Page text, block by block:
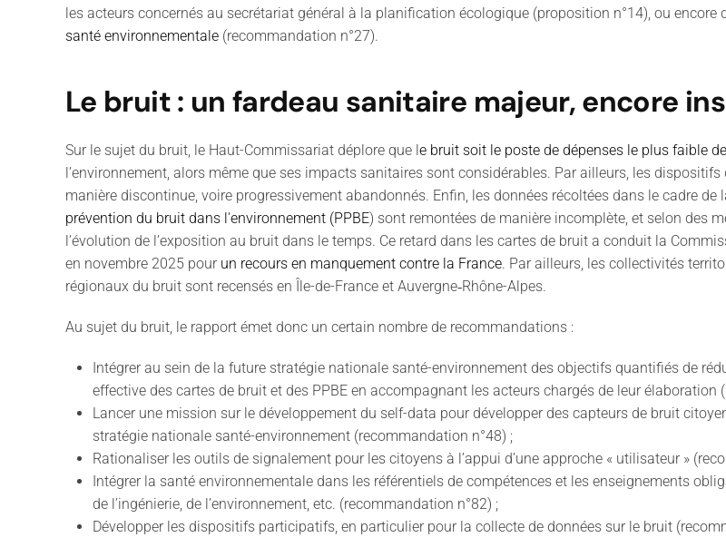
les acteurs concernés au secrétariat général à la planification écologique (proposition n°14), ou encore
santé environnementale (recommandation n°27).
Le bruit : un fardeau sanitaire majeur, encore
Sur le sujet du bruit, le Haut-Commissariat déplore que le bruit soit le poste de dépenses le plus faible
l’environnement, alors même que ses impacts sanitaires sont considérables. Par ailleurs, les
manière discontinue, voire progressivement abandonnés. Enfin, les données récoltées dans le cadre de
prévention du bruit dans l'environnement (PPBE) sont remontées de manière incomplète, et selon des
l’évolution de l’exposition au bruit dans le temps. Ce retard dans les cartes de bruit a conduit la
en novembre 2025 pour un recours en manquement contre la France. Par ailleurs, les collectivités
régionaux du bruit sont recensés en Île-de-France et Auvergne‑Rhône-Alpes.
Au sujet du bruit, le rapport émet donc un certain nombre de recommandations :
Intégrer au sein de la future stratégie nationale santé-environnement des objectifs quantifiés de
effective des cartes de bruit et des PPBE en accompagnant les acteurs chargés de leur élaboration
Lancer une mission sur le développement du self-data pour développer des capteurs de bruit
stratégie nationale santé-environnement (recommandation n°48) ;
Rationaliser les outils de signalement pour les citoyens à l’appui d’une approche « utilisateur »
Intégrer la santé environnementale dans les référentiels de compétences et les enseignements
de l’ingénierie, de l’environnement, etc. (recommandation n°82) ;
Développer les dispositifs participatifs, en particulier pour la collecte de données sur le bruit